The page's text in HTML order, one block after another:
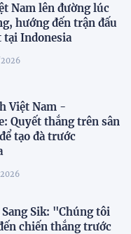
Nam lên đường lúc
hướng đến trận đấu
tại Indonesia
Việt Nam -
Quyết thắng trên sân
tạo đà trước
Sik: "Chúng tôi
chiến thắng trước